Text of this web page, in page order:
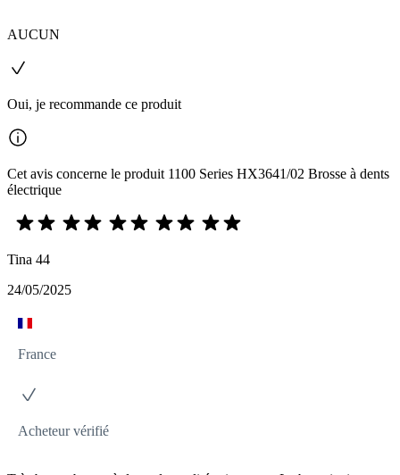
AUCUN
Oui, je recommande ce produit
Cet avis concerne le produit 1100 Series HX3641/02 Brosse à dents
électrique
Tina 44
24/05/2025
France
Acheteur vérifié